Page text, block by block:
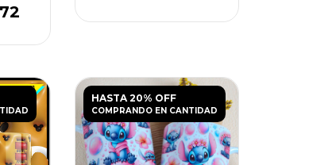
HASTA 20% OFF
COMPRANDO EN CANTIDAD